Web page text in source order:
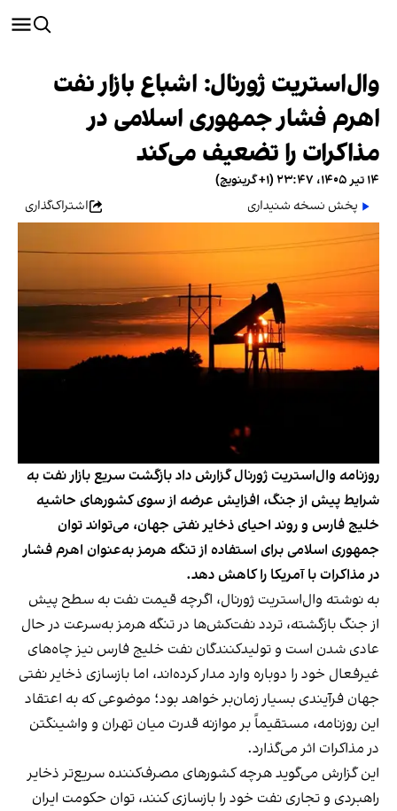
وال‌استریت ژورنال: اشباع بازار نفت
اهرم فشار جمهوری اسلامی در
مذاکرات را تضعیف می‌کند
۱۴ تیر ۱۴۰۵، ۲۳:۴۷ (‎+۱ گرینویچ)
پخش نسخه شنیداری
اشتراک‌گذاری
روزنامه وال‌استریت ژورنال گزارش داد بازگشت سریع بازار نفت به
شرایط پیش از جنگ، افزایش عرضه از سوی کشورهای حاشیه
خلیج فارس و روند احیای ذخایر نفتی جهان، می‌تواند توان
جمهوری اسلامی برای استفاده از تنگه هرمز به‌عنوان اهرم فشار
در مذاکرات با آمریکا را کاهش دهد.
به نوشته وال‌استریت ژورنال، اگرچه قیمت نفت به سطح پیش
از جنگ بازگشته، تردد نفت‌کش‌ها در تنگه هرمز به‌سرعت در حال
عادی شدن است و تولیدکنندگان نفت خلیج فارس نیز چاه‌های
غیرفعال خود را دوباره وارد مدار کرده‌اند، اما بازسازی ذخایر نفتی
جهان فرآیندی بسیار زمان‌بر خواهد بود؛ موضوعی که به اعتقاد
این روزنامه، مستقیماً بر موازنه قدرت میان تهران و واشینگتن
در مذاکرات اثر می‌گذارد.
این گزارش می‌گوید هرچه کشورهای مصرف‌کننده سریع‌تر ذخایر
راهبردی و تجاری نفت خود را بازسازی کنند، توان حکومت ایران